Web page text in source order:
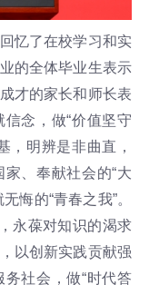
忆了在校学习和实
的全体毕业生表示
才的家长和师长表
念，做“价值坚守
，明辨是非曲直，
、奉献社会的“大
悔的“青春之我”。
永葆对知识的渴求
以创新实践贡献强
社会，做“时代答